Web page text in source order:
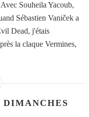
Souheila Yacoub,
Sébastien Vaniček a
Dead, j'étais
la claque Vermines,